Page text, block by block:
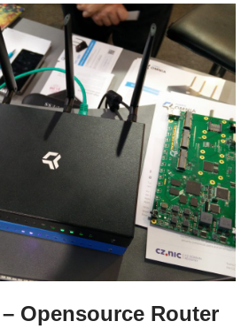
Opensource Router